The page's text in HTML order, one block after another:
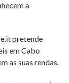
a
pretende
em Cabo
as suas rendas.